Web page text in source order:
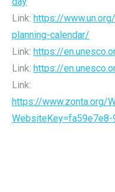
Link: https://
planning-calendar/
Link: https://
Link: https://
Link:
https://www.zonta.org/